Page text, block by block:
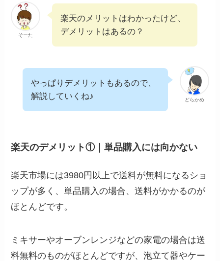
そーた
楽天のメリットはわかったけど、
デメリットはあるの？
どらかめ
やっぱりデメリットもあるので、
解説していくね♪
楽天のデメリット①｜単品購入には向かない
楽天市場には3980円以上で送料が無料になるショ
ップが多く、単品購入の場合、送料がかかるのが
ほとんどです。
ミキサーやオーブンレンジなどの家電の場合は送
料無料のものがほとんどですが、泡立て器やケー